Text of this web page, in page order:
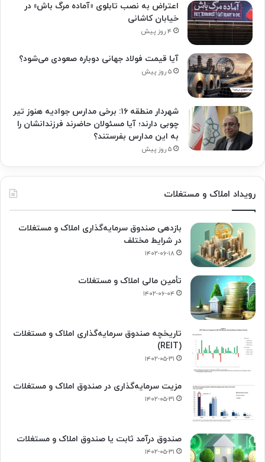
اعتراض به نصب تابلوی «آماده مرگ باش» در
خیابان کاشانی
۴ روز پیش
آیا قیمت فولاد جهانی دوباره صعودی می‌شود؟
۵ روز پیش
شهردار منطقه ۱۶: برخی مدارس جوادیه هنوز تیر
چوبی دارند؛ آیا مسئولان حاضرند فرزندانشان را
به این مدارس بفرستند؟
۵ روز پیش
رویداد املاک و مستغلات
بازدهی صندوق سرمایه‌گذاری املاک و مستغلات
در شرایط مختلف
۱۴۰۲-۰۶-۱۸
تأمین مالی املاک و مستغلات
۱۴۰۲-۰۶-۰۴
تاریخچه صندوق سرمایه‌گذاری املاک و مستغلات
(REIT)
۱۴۰۲-۰۵-۳۱
مزیت سرمایه‌گذاری در صندوق املاک و مستغلات
۱۴۰۲-۰۵-۳۱
صندوق درآمد ثابت یا صندوق املاک و مستغلات
۱۴۰۲-۰۵-۳۱